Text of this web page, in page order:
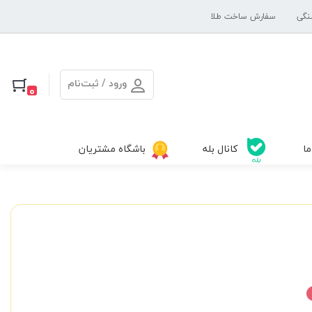
سفارش ساخت طلا
ورود / ثبت‌نام 0
کانال بله باشگاه مشتریان